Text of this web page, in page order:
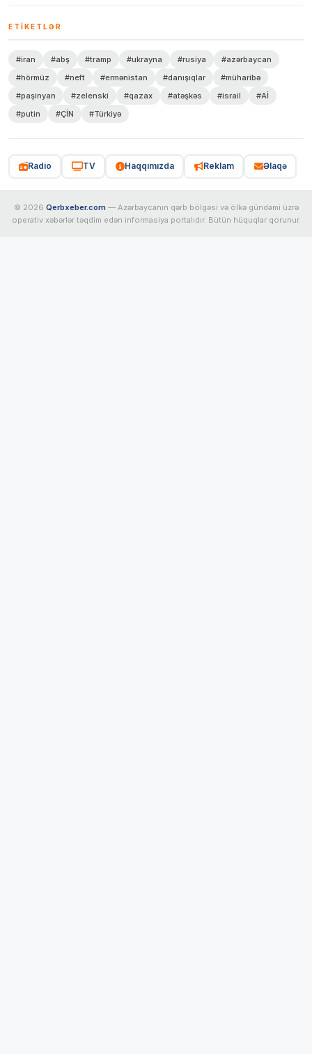
ETIKETLƏR
#iran #abş #tramp #ukrayna #rusiya
#azərbaycan
#hörmüz
#neft #ermənistan #danışıqlar
#müharibə
#paşinyan
#zelenski #qazax #atəşkəs #israil
#Aİ
#putin
#ÇİN #Türkiyə
Radio TV Haqqımızda Reklam Əlaqə
© 2026 Qerbxeber.com — Azərbaycanın qərb bölgəsi və ölkə gündəmi üzrə
operativ xəbərlər təqdim edən informasiya portalıdır. Bütün hüquqlar qorunur.